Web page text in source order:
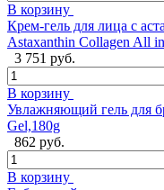
В корзину
Крем-гель для лица с
Astaxanthin Collagen All
3 751 руб.
В корзину
Увлажняющий гель для
Gel,180g
862 руб.
В корзину